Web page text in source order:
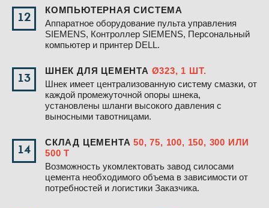
12
КОМПЬЮТЕРНАЯ СИСТЕМА
Аппаратное оборудование пульта управления
SIEMENS, Контроллер SIEMENS, Персональный
компьютер и принтер DELL.
13
ШНЕК ДЛЯ ЦЕМЕНТА Ø323, 1 ШТ.
Шнек имеет централизованную систему смазки, от
каждой промежуточной опоры шнека,
установлены шланги высокого давления с
выносными тавотницами.
14
СКЛАД ЦЕМЕНТА50, 75, 100, 150, 300 ИЛИ
500 Т
Возможность укомлектовать завод силосами
цемента необходимого объема в зависимости от
потребностей и логистики Заказчика.